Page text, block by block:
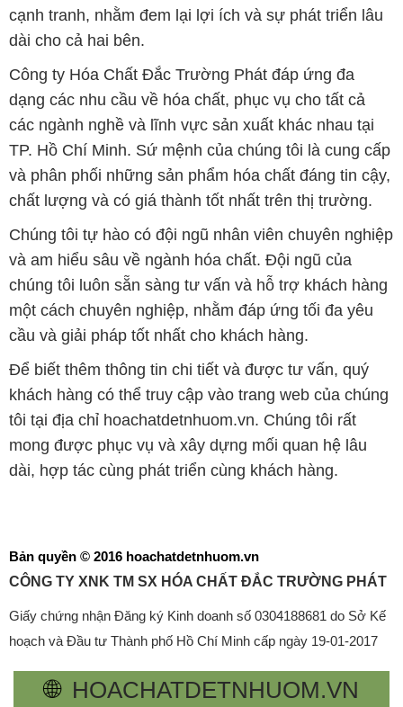
cạnh tranh, nhằm đem lại lợi ích và sự phát triển lâu
dài cho cả hai bên.
Công ty Hóa Chất Đắc Trường Phát đáp ứng đa
dạng các nhu cầu về hóa chất, phục vụ cho tất cả
các ngành nghề và lĩnh vực sản xuất khác nhau tại
TP. Hồ Chí Minh. Sứ mệnh của chúng tôi là cung cấp
và phân phối những sản phẩm hóa chất đáng tin cậy,
chất lượng và có giá thành tốt nhất trên thị trường.
Chúng tôi tự hào có đội ngũ nhân viên chuyên nghiệp
và am hiểu sâu về ngành hóa chất. Đội ngũ của
chúng tôi luôn sẵn sàng tư vấn và hỗ trợ khách hàng
một cách chuyên nghiệp, nhằm đáp ứng tối đa yêu
cầu và giải pháp tốt nhất cho khách hàng.
Để biết thêm thông tin chi tiết và được tư vấn, quý
khách hàng có thể truy cập vào trang web của chúng
tôi tại địa chỉ hoachatdetnhuom.vn. Chúng tôi rất
mong được phục vụ và xây dựng mối quan hệ lâu
dài, hợp tác cùng phát triển cùng khách hàng.
Bản quyền © 2016 hoachatdetnhuom.vn
CÔNG TY XNK TM SX HÓA CHẤT ĐẮC TRƯỜNG PHÁT
Giấy chứng nhận Đăng ký Kinh doanh số 0304188681 do Sở Kế
hoạch và Đầu tư Thành phố Hồ Chí Minh cấp ngày 19-01-2017
🌐 HOACHATDETNHUOM.VN